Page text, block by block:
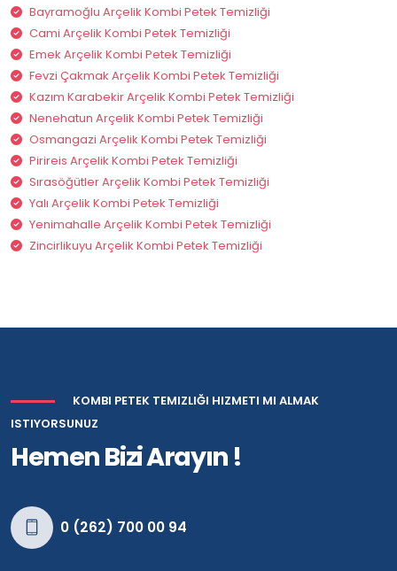
Bayramoğlu Arçelik Kombi Petek Temizliği
Cami Arçelik Kombi Petek Temizliği
Emek Arçelik Kombi Petek Temizliği
Fevzi Çakmak Arçelik Kombi Petek Temizliği
Kazım Karabekir Arçelik Kombi Petek Temizliği
Nenehatun Arçelik Kombi Petek Temizliği
Osmangazi Arçelik Kombi Petek Temizliği
Pirireis Arçelik Kombi Petek Temizliği
Sırasöğütler Arçelik Kombi Petek Temizliği
Yalı Arçelik Kombi Petek Temizliği
Yenimahalle Arçelik Kombi Petek Temizliği
Zincirlikuyu Arçelik Kombi Petek Temizliği
KOMBI PETEK TEMIZLIĞI HIZMETI MI ALMAK
ISTIYORSUNUZ
Hemen Bizi Arayın !
0 (262) 700 00 94